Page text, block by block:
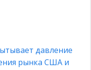
давление
рынка США и